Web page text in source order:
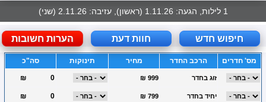
1 לילות, הגעה: 1.11.26 (ראשון), עזיבה: 2.11.26 (שני)
חיפוש חדש חוות דעת הערות חשובות
סה"כ תינוקות מחיר הרכב החדר מס' חדרים
₪ ₪ 999 זוג בחדר
₪ ₪ 799 יחיד בחדר